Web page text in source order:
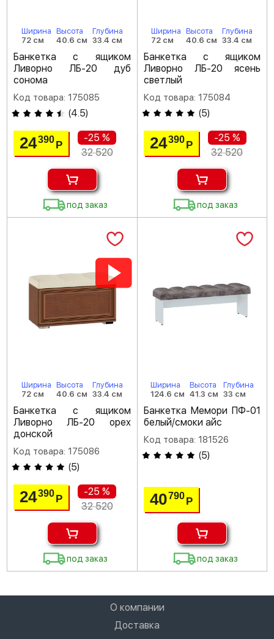
Ширина
72 см
Высота
40.6 см
Глубина
33.4 см
Банкетка с ящиком
Ливорно ЛБ-20 дуб
сонома
Код товара: 175085
(4.5)
24390Р
-25 %
32 520
под заказ
Ширина
72 см
Высота
40.6 см
Глубина
33.4 см
Банкетка с ящиком
Ливорно ЛБ-20 ясень
светлый
Код товара: 175084
(5)
24390 Р
-25 %
32 520
под заказ
Ширина
72 см
Высота
40.6 см
Глубина
33.4 см
Банкетка с ящиком
Ливорно ЛБ-20 орех
донской
Код товара: 175086
(5)
24390Р
-25 %
32 520
под заказ
Ширина
124.6 см
Высота
41.3 см
Глубина
33 см
Банкетка Мемори ПФ-01
белый/смоки айс
Код товара: 181526
(5)
40790 Р
под заказ
О компании
Доставка